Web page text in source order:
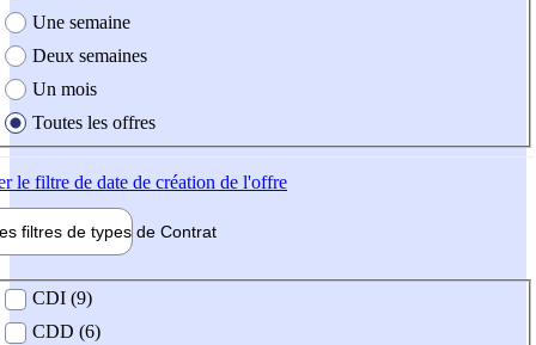
Une semaine
Deux semaines
Un mois
Toutes les offres
le filtre de date de création de l'offre
filtres de types de Contrat
contrat
CDI (9)
CDD (6)